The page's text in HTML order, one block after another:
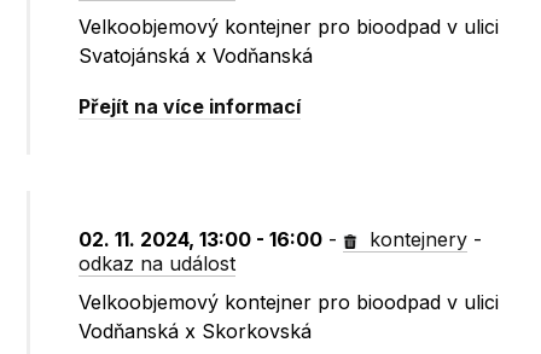
Velkoobjemový kontejner pro bioodpad v ulici
Svatojánská x Vodňanská
Přejít na více informací
02. 11. 2024, 13:00 - 16:00 - kontejnery -
odkaz na událost
Velkoobjemový kontejner pro bioodpad v ulici
Vodňanská x Skorkovská